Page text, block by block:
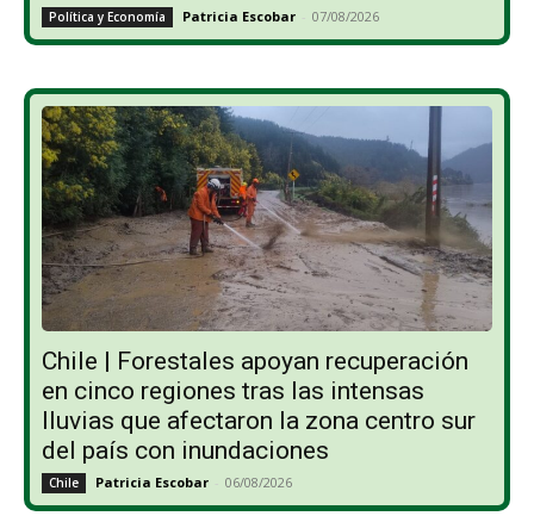
Política y Economía Patricia Escobar - 07/08/2026
Chile | Forestales apoyan recuperación
en cinco regiones tras las intensas
lluvias que afectaron la zona centro sur
del país con inundaciones
Chile Patricia Escobar - 06/08/2026